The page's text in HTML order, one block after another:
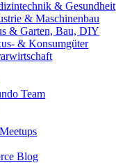
& Gesundheit
& Maschinenbau
& Garten, Bau, DIY
& Konsumgüter
Team
Blog